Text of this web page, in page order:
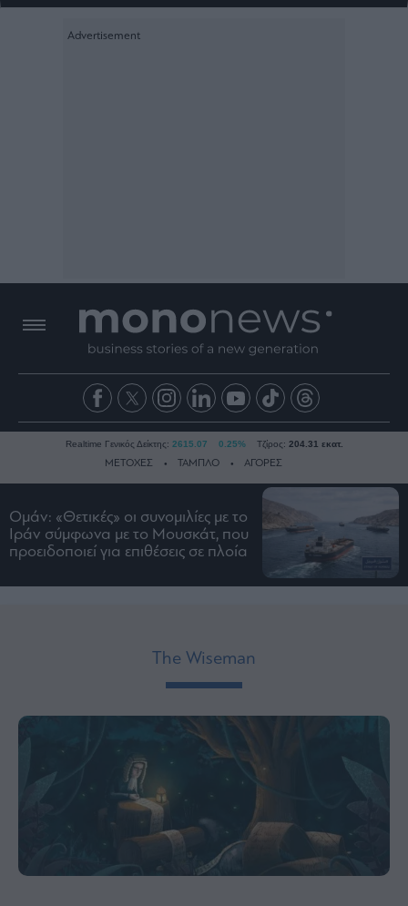
Ειδήσεις
Οικονομία
Business
Realtime Γενικός Δείκτης: 2615.07 0.25% Τζίρος: 204.31 εκατ.
ΜΕΤΟΧΕΣ ΤΑΜΠΛΟ ΑΓΟΡΕΣ
Ομάν: «Θετικές» οι συνομιλίες με το
Ιράν σύμφωνα με το Μουσκάτ, που
προειδοποιεί για επιθέσεις σε πλοία
The Wiseman